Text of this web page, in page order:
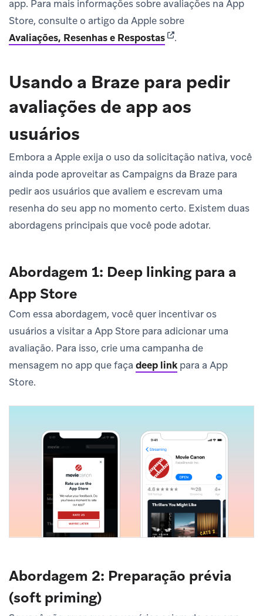
app. Para mais informações sobre avaliações na App
Store, consulte o artigo da Apple sobre
Avaliações, Resenhas e Respostas(opens in new tab)
.
Usando a Braze para pedir
avaliações de app aos
usuários
Embora a Apple exija o uso da solicitação nativa, você
ainda pode aproveitar as Campaigns da Braze para
pedir aos usuários que avaliem e escrevam uma
resenha do seu app no momento certo. Existem duas
abordagens principais que você pode adotar.
Abordagem 1: Deep linking para a
App Store
Com essa abordagem, você quer incentivar os
usuários a visitar a App Store para adicionar uma
avaliação. Para isso, crie uma campanha de
mensagem no app que faça deep linkpara a App
Store.
Abordagem 2: Preparação prévia
(soft priming)